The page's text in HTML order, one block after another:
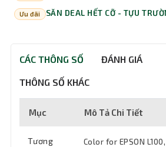
Ưu đãi SĂN DEAL HẾT CỠ - TỰU
CÁC THÔNG SỐ ĐÁNH GIÁ
THÔNG SỐ KHÁC
Mục Mô Tả Chi Tiết
Tương
Color for EPSON